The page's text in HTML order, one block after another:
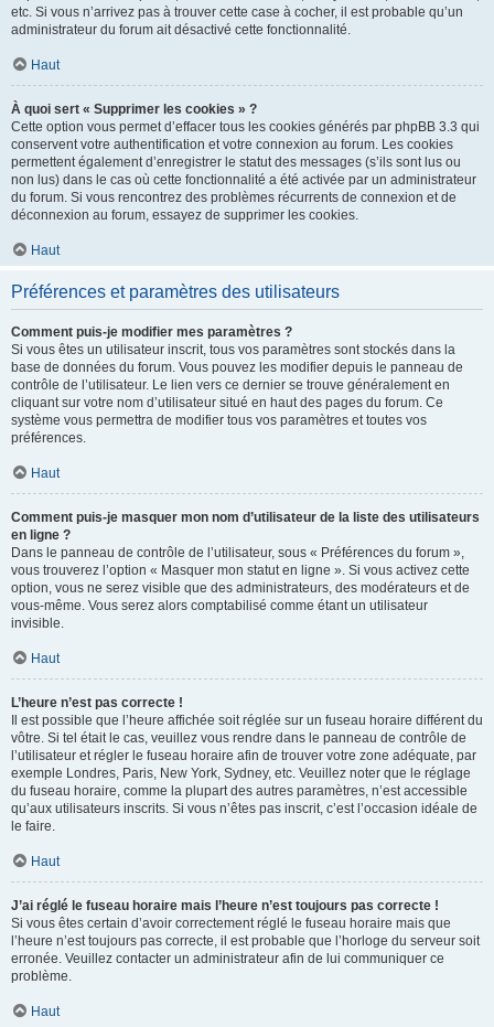
etc. Si vous n’arrivez pas à trouver cette case à cocher, il est probable qu’un
administrateur du forum ait désactivé cette fonctionnalité.
Haut
À quoi sert « Supprimer les cookies » ?
Cette option vous permet d’effacer tous les cookies générés par phpBB 3.3 qui
conservent votre authentification et votre connexion au forum. Les cookies
permettent également d’enregistrer le statut des messages (s’ils sont lus ou
non lus) dans le cas où cette fonctionnalité a été activée par un administrateur
du forum. Si vous rencontrez des problèmes récurrents de connexion et de
déconnexion au forum, essayez de supprimer les cookies.
Haut
Préférences et paramètres des utilisateurs
Comment puis-je modifier mes paramètres ?
Si vous êtes un utilisateur inscrit, tous vos paramètres sont stockés dans la
base de données du forum. Vous pouvez les modifier depuis le panneau de
contrôle de l’utilisateur. Le lien vers ce dernier se trouve généralement en
cliquant sur votre nom d’utilisateur situé en haut des pages du forum. Ce
système vous permettra de modifier tous vos paramètres et toutes vos
préférences.
Haut
Comment puis-je masquer mon nom d’utilisateur de la liste des utilisateurs
en ligne ?
Dans le panneau de contrôle de l’utilisateur, sous « Préférences du forum »,
vous trouverez l’option « Masquer mon statut en ligne ». Si vous activez cette
option, vous ne serez visible que des administrateurs, des modérateurs et de
vous-même. Vous serez alors comptabilisé comme étant un utilisateur
invisible.
Haut
L’heure n’est pas correcte !
Il est possible que l’heure affichée soit réglée sur un fuseau horaire différent du
vôtre. Si tel était le cas, veuillez vous rendre dans le panneau de contrôle de
l’utilisateur et régler le fuseau horaire afin de trouver votre zone adéquate, par
exemple Londres, Paris, New York, Sydney, etc. Veuillez noter que le réglage
du fuseau horaire, comme la plupart des autres paramètres, n’est accessible
qu’aux utilisateurs inscrits. Si vous n’êtes pas inscrit, c’est l’occasion idéale de
le faire.
Haut
J’ai réglé le fuseau horaire mais l’heure n’est toujours pas correcte !
Si vous êtes certain d’avoir correctement réglé le fuseau horaire mais que
l’heure n’est toujours pas correcte, il est probable que l’horloge du serveur soit
erronée. Veuillez contacter un administrateur afin de lui communiquer ce
problème.
Haut